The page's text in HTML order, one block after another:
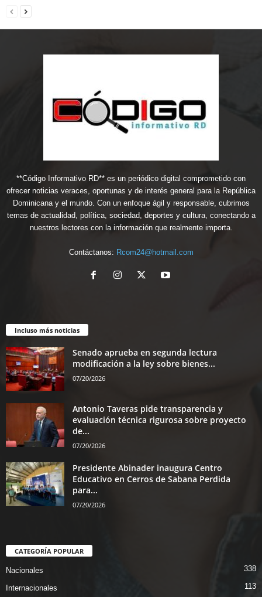
**Código Informativo RD** es un periódico digital comprometido con
ofrecer noticias veraces, oportunas y de interés general para la República
Dominicana y el mundo. Con un enfoque ágil y responsable, cubrimos
temas de actualidad, política, sociedad, deportes y cultura, conectando a
nuestros lectores con la información que realmente importa.
Contáctanos: Rcom24@hotmail.com
Incluso más noticias
Senado aprueba en segunda lectura
modificación a la ley sobre bienes...
07/20/2026
Antonio Taveras pide transparencia y
evaluación técnica rigurosa sobre proyecto
de...
07/20/2026
Presidente Abinader inaugura Centro
Educativo en Cerros de Sabana Perdida
para...
07/20/2026
CATEGORÍA POPULAR
Nacionales 338
Internacionales 113